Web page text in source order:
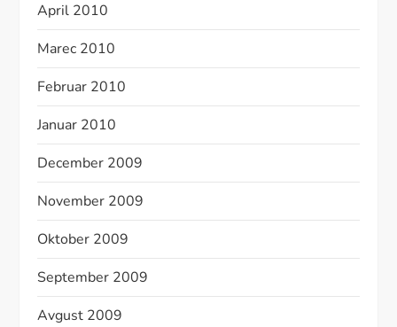
April 2010
Marec 2010
Februar 2010
Januar 2010
December 2009
November 2009
Oktober 2009
September 2009
Avgust 2009